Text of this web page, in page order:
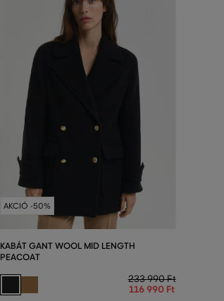
AKCIÓ -50%
KABÁT GANT WOOL MID LENGTH
PEACOAT
233 990 Ft
116 990 Ft